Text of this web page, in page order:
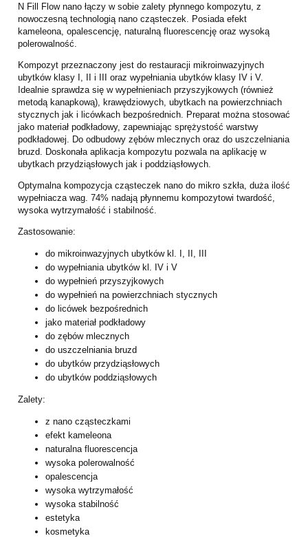
N Fill Flow nano łączy w sobie zalety płynnego kompozytu, z
nowoczesną technologią nano cząsteczek. Posiada efekt
kameleona, opalescencję, naturalną fluorescencję oraz wysoką
polerowalność.
Kompozyt przeznaczony jest do restauracji mikroinwazyjnych
ubytków klasy I, II i III oraz wypełniania ubytków klasy IV i V.
Idealnie sprawdza się w wypełnieniach przyszyjkowych (również
metodą kanapkową), krawędziowych, ubytkach na powierzchniach
stycznych jak i licówkach bezpośrednich. Preparat można stosować
jako materiał podkładowy, zapewniając sprężystość warstwy
podkładowej. Do odbudowy zębów mlecznych oraz do uszczelniania
bruzd. Doskonała aplikacja kompozytu pozwala na aplikację w
ubytkach przydziąsłowych jak i poddziąsłowych.
Optymalna kompozycja cząsteczek nano do mikro szkła, duża ilość
wypełniacza wag. 74% nadają płynnemu kompozytowi twardość,
wysoka wytrzymałość i stabilność.
Zastosowanie:
do mikroinwazyjnych ubytków kl. I, II, III
do wypełniania ubytków kl. IV i V
do wypełnień przyszyjkowych
do wypełnień na powierzchniach stycznych
do licówek bezpośrednich
jako materiał podkładowy
do zębów mlecznych
do uszczelniania bruzd
do ubytków przydziąsłowych
do ubytków poddziąsłowych
Zalety:
z nano cząsteczkami
efekt kameleona
naturalna fluorescencja
wysoka polerowalność
opalescencja
wysoka wytrzymałość
wysoka stabilność
estetyka
kosmetyka